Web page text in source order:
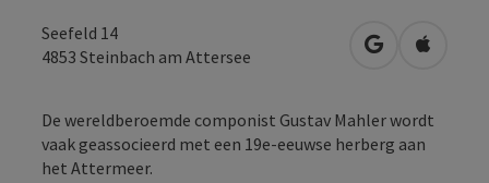
Seefeld 14
4853 Steinbach am Attersee Openen in
De wereldberoemde componist Gustav Mahler wordt
vaak geassocieerd met een 19e-eeuwse herberg aan
het Attermeer.